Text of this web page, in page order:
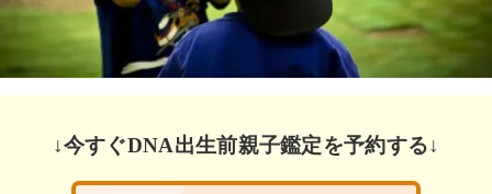
↓今すぐDNA出生前親子鑑定を予約する↓